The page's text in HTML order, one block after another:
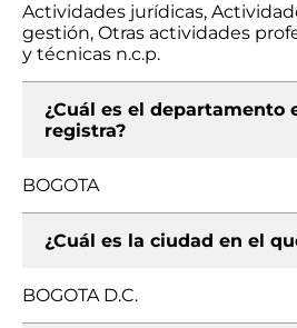
Actividades jurídicas,
gestión, Otras actividades
y técnicas n.c.p.
¿Cuál es el departamento
registra?
BOGOTA
¿Cuál es la ciudad en el
BOGOTA D.C.